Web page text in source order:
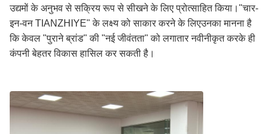
उद्यमों के अनुभव से सक्रिय रूप से सीखने के लिए प्रोत्साहित किया।"चार-
इन-वन TIANZHIYE" के लक्ष्य को साकार करने के लिएउनका मानना है
कि केवल "पुराने ब्रांड" की "नई जीवंतता" को लगातार नवीनीकृत करके ही
कंपनी बेहतर विकास हासिल कर सकती है।